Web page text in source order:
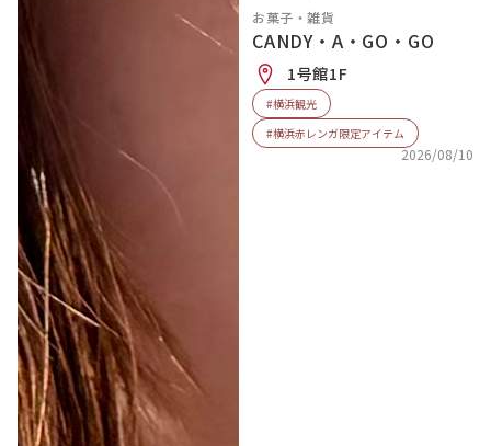
お菓子・雑貨
CANDY・A・GO・GO
1号館1F
#横浜観光
#横浜赤レンガ限定アイテム
2026/08/10